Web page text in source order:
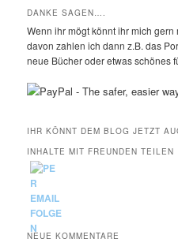
DANKE SAGEN….
Wenn ihr mögt könnt ihr mich
davon zahlen ich dann z.B. das
neue Bücher oder etwas schönes
IHR KÖNNT DEM BLOG JETZT
INHALTE MIT FREUNDEN TEILEN
NEUE KOMMENTARE